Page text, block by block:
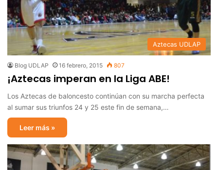
Aztecas UDLAP
Blog UDLAP 16 febrero, 2015 807
¡Aztecas imperan en la Liga ABE!
Los Aztecas de baloncesto continúan con su marcha perfecta
al sumar sus triunfos 24 y 25 este fin de semana,…
Leer más »